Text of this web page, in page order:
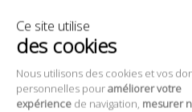
Ce site utilise
des cookies
Nous utilisons des cookies et vos
personnelles pouraméliorer votre
expérience de navigation, mesurer
Lire la suite